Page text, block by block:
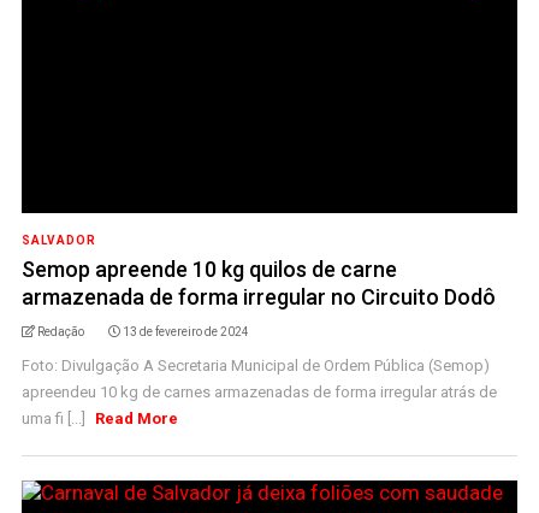
SALVADOR
Semop apreende 10 kg quilos de carne
armazenada de forma irregular no Circuito Dodô
Redação 13 de fevereiro de 2024
Foto: Divulgação A Secretaria Municipal de Ordem Pública (Semop)
apreendeu 10 kg de carnes armazenadas de forma irregular atrás de
uma fi [...]
Read More